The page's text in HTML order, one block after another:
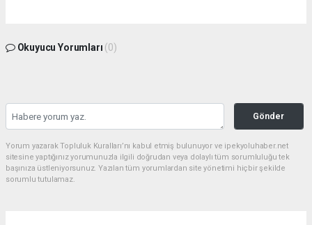
Okuyucu Yorumları (0)
Gönder
Yorum yazarak Topluluk Kuralları’nı kabul etmiş bulunuyor ve ipekyoluhaber.net
sitesine yaptığınız yorumunuzla ilgili doğrudan veya dolaylı tüm sorumluluğu tek
başınıza üstleniyorsunuz. Yazılan tüm yorumlardan site yönetimi hiçbir şekilde
sorumlu tutulamaz.